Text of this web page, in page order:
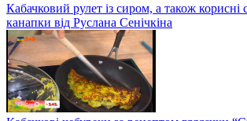
Кабачковий рулет із сиром, а також корисні
канапки від Руслана Сенічкіна